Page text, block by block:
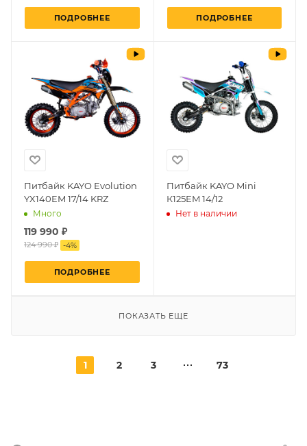
ПОДРОБНЕЕ ПОДРОБНЕЕ
Питбайк KAYO Evolution
YX140EM 17/14 KRZ
Много
119 990 ₽
124 990 ₽ -4%
ПОДРОБНЕЕ
Питбайк KAYO Mini
К125EM 14/12
Нет в наличии
ПОКАЗАТЬ ЕЩЕ
1 2 3 73